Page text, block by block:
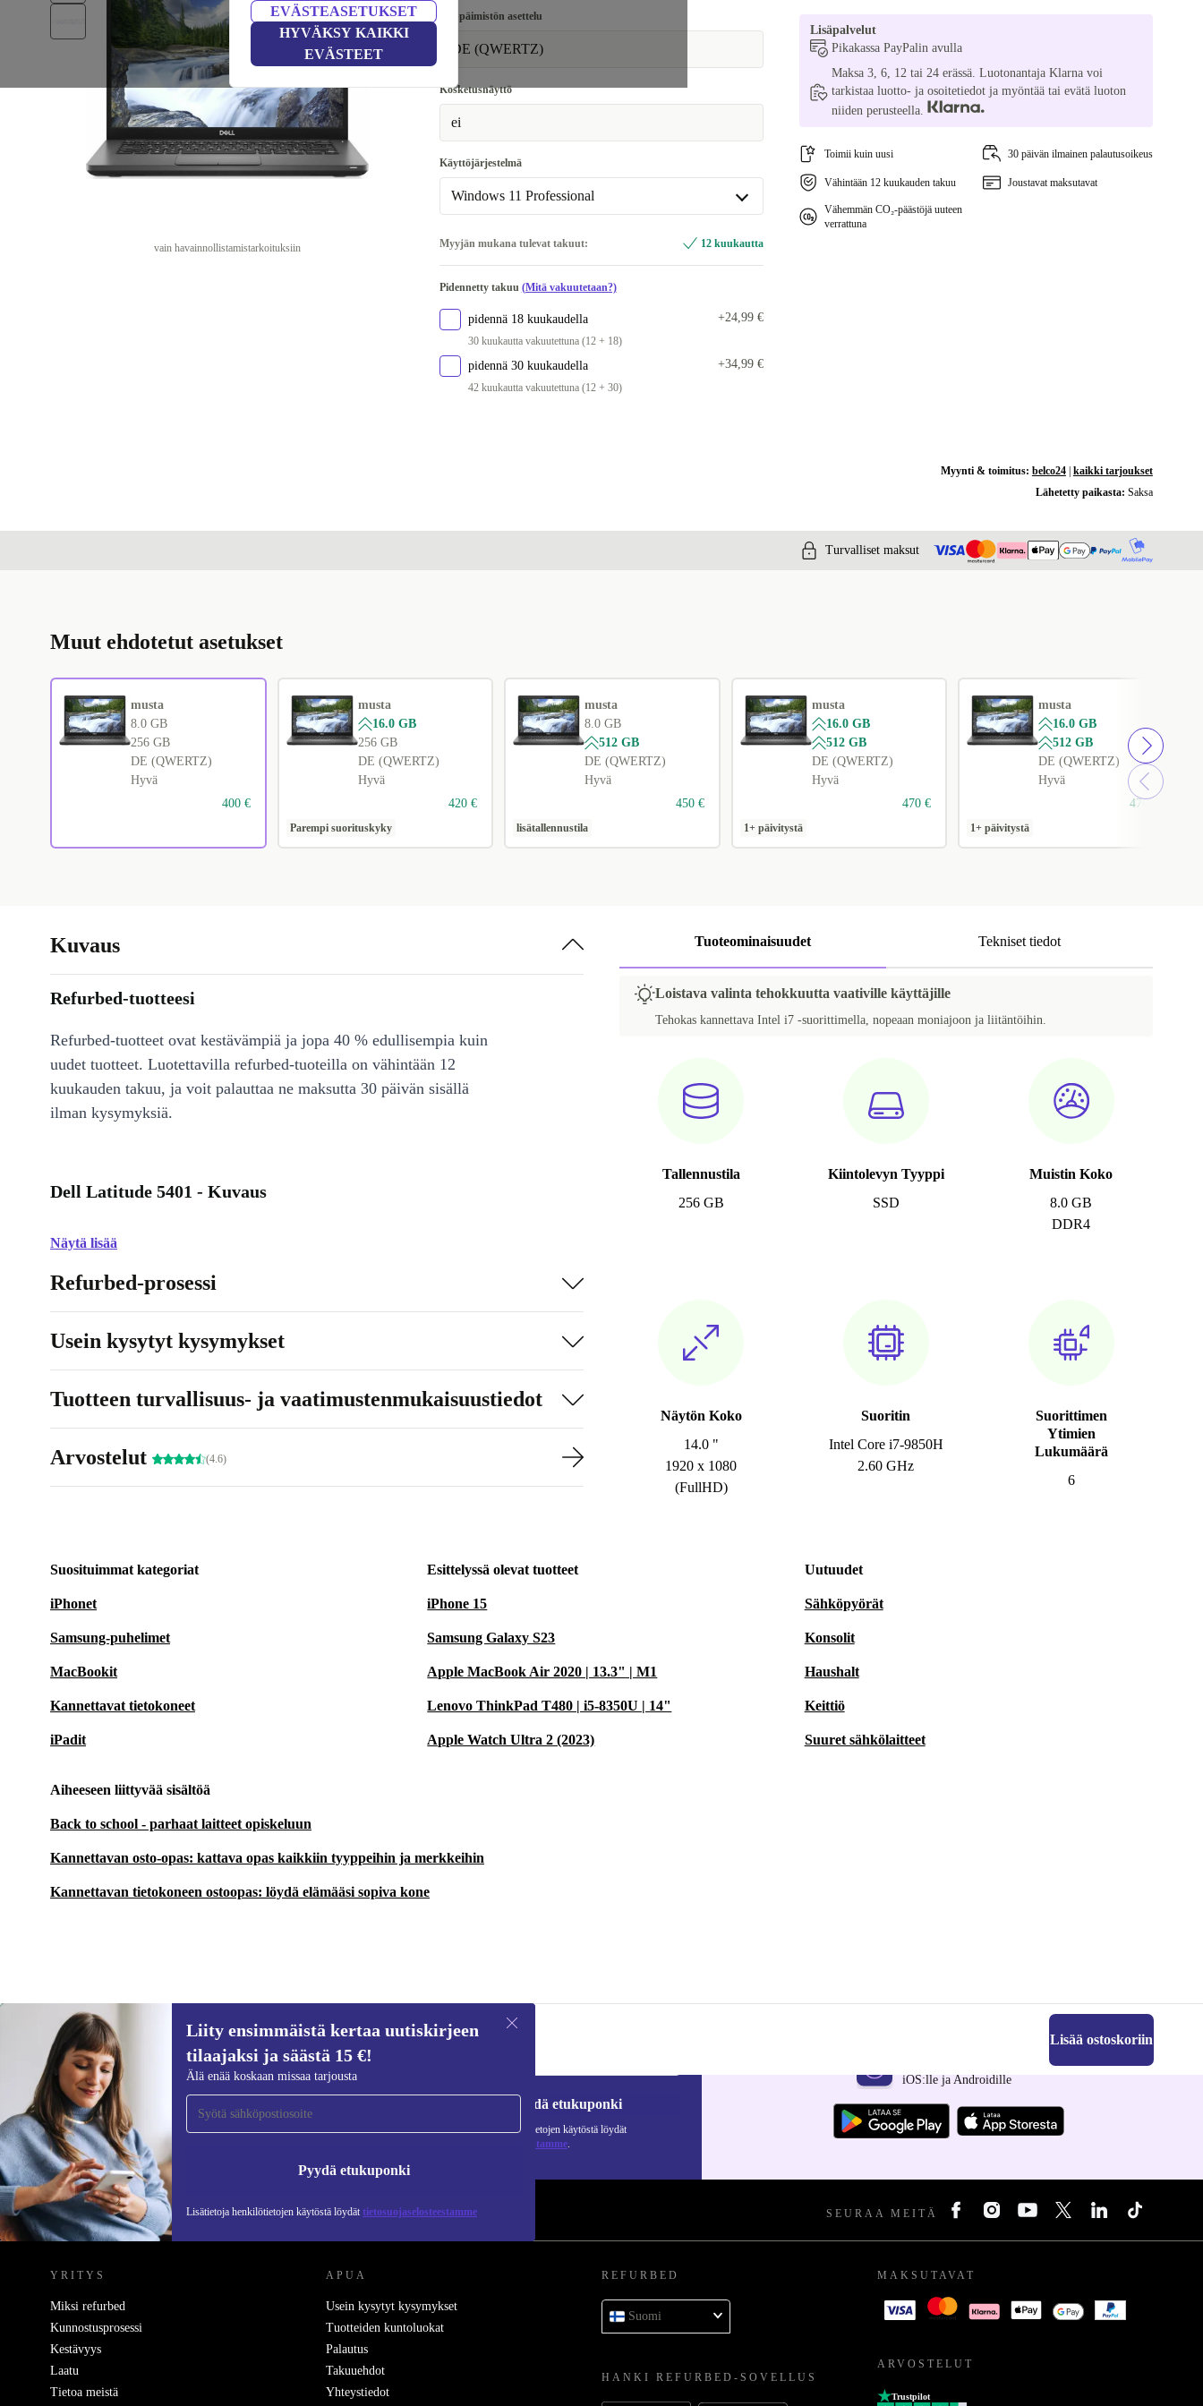
EVÄSTEASETUKSET
HYVÄKSY KAIKKI
EVÄSTEET
vain havainnollistamistarkoituksiin
256 GB
512 GB
Näppäimistön asettelu
DE (QWERTZ)
Kosketusnäyttö
ei
Käyttöjärjestelmä
Windows 11 Professional
Windows 11 Home
Myyjän mukana tulevat takuut: 12 kuukautta
Pidennetty takuu (Mitä vakuutetaan?)
pidennä 18 kuukaudella
30 kuukautta vakuutettuna (12 + 18)
+24,99 €
pidennä 30 kuukaudella
42 kuukautta vakuutettuna (12 + 30)
+34,99 €
Lisäpalvelut
Pikakassa PayPalin avulla
Maksa 3, 6, 12 tai 24 erässä. Luotonantaja Klarna voi
tarkistaa luotto- ja osoitetiedot ja myöntää tai evätä luoton
niiden perusteella.
Toimii kuin uusi 30 päivän ilmainen palautusoikeus
Vähintään 12 kuukauden takuu Joustavat maksutavat
Vähemmän CO₂-päästöjä uuteen
verrattuna
Myynti & toimitus: belco24| kaikki tarjoukset
Lähetetty paikasta: Saksa
Turvalliset maksut
Muut ehdotetut asetukset
musta
8.0 GB
256 GB
DE (QWERTZ)
Hyvä
400 €
musta
16.0 GB
256 GB
DE (QWERTZ)
Hyvä
420 €
Parempi suorituskyky
musta
8.0 GB
512 GB
DE (QWERTZ)
Hyvä
450 €
lisätallennustila
musta
16.0 GB
512 GB
DE (QWERTZ)
Hyvä
470 €
1+ päivitystä
musta
16.0 GB
512 GB
DE (QWERTZ)
Hyvä
470 €
1+ päivitystä
Tuoteominaisuudet Tekniset tiedot
Loistava valinta tehokkuutta vaativille käyttäjille
Tehokas kannettava Intel i7 -suorittimella, nopeaan moniajoon ja liitäntöihin.
Tallennustila
256 GB
Kiintolevyn Tyyppi
SSD
Muistin Koko
8.0 GB
DDR4
Näytön Koko
14.0 "
1920 x 1080
(FullHD)
Suoritin
Intel Core i7-9850H
2.60 GHz
Suorittimen
Ytimien
Lukumäärä
6
Kuvaus
Refurbed-tuotteesi
Refurbed-tuotteet ovat kestävämpiä ja jopa 40 % edullisempia kuin
uudet tuotteet. Luotettavilla refurbed-tuoteilla on vähintään 12
kuukauden takuu, ja voit palauttaa ne maksutta 30 päivän sisällä
ilman kysymyksiä.
Dell Latitude 5401 - Kuvaus
Näytä lisää
Refurbed-prosessi
Usein kysytyt kysymykset
Tuotteen turvallisuus- ja vaatimustenmukaisuustiedot
Arvostelut (4.6)
Suosituimmat kategoriat
iPhonet
Samsung-puhelimet
MacBookit
Kannettavat tietokoneet
iPadit
Esittelyssä olevat tuotteet
iPhone 15
Samsung Galaxy S23
Apple MacBook Air 2020 | 13.3" | M1
Lenovo ThinkPad T480 | i5-8350U | 14"
Apple Watch Ultra 2 (2023)
Uutuudet
Sähköpyörät
Konsolit
Haushalt
Keittiö
Suuret sähkölaitteet
Aiheeseen liittyvää sisältöä
Back to school - parhaat laitteet opiskeluun
Kannettavan osto-opas: kattava opas kaikkiin tyyppeihin ja merkkeihin
Kannettavan tietokoneen ostoopas: löydä elämääsi sopiva kone
400 €1 529 € Lisää ostoskoriin
Liity ensimmäistä kertaa uutiskirjeen
tilaajaksi ja säästä 15 €!
Älä enää koskaan missaa tarjousta
Pyydä etukuponki
Lisätietoja henkilötietojen käytöstä löydät tietosuojaselosteestamme
Liity ensimmäistä kertaa uutiskirjeen
tilaajaksi ja säästä 15 €!
Älä missaa enää yhtäkään tarjousta.
Pyydä etukuponki
Lisätietoja henkilötietojen käytöstä löydät
tietosuojaselosteestamme.
iOS:lle ja Androidille
REFURBED SUOMI - RETHINK NEW. SEURAA MEITÄ
YRITYS
Miksi refurbed
Kunnostusprosessi
Kestävyys
Laatu
Tietoa meistä
APUA
Usein kysytyt kysymykset
Tuotteiden kuntoluokat
Palautus
Takuuehdot
Yhteystiedot
REFURBED
Suomi
HANKI REFURBED-SOVELLUS
MAKSUTAVAT
ARVOSTELUT
Trustpilot